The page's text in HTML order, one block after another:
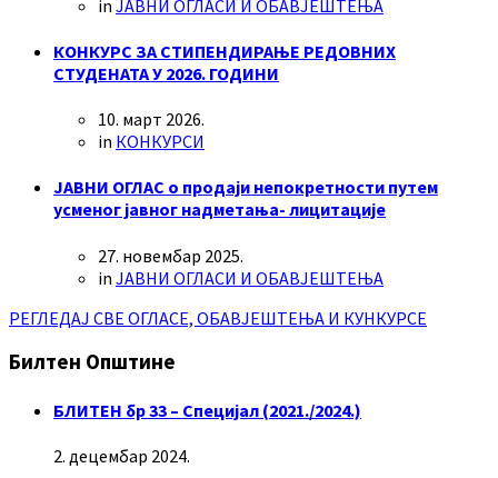
in ЈАВНИ ОГЛАСИ И ОБАВЈЕШТЕЊА
КОНКУРС ЗА СТИПЕНДИРАЊЕ РЕДОВНИХ
СТУДЕНАТА У 2026. ГОДИНИ
10. март 2026.
in КОНКУРСИ
ЈАВНИ ОГЛАС о продаји непокретности путем
усменог јавног надметања- лицитације
27. новембар 2025.
in ЈАВНИ ОГЛАСИ И ОБАВЈЕШТЕЊА
РЕГЛЕДАЈ СВЕ ОГЛАСЕ, ОБАВЈЕШТЕЊА И КУНКУРСЕ
Билтен Општине
БЛИТЕН бр 33 – Специјал (2021./2024.)
2. децембар 2024.